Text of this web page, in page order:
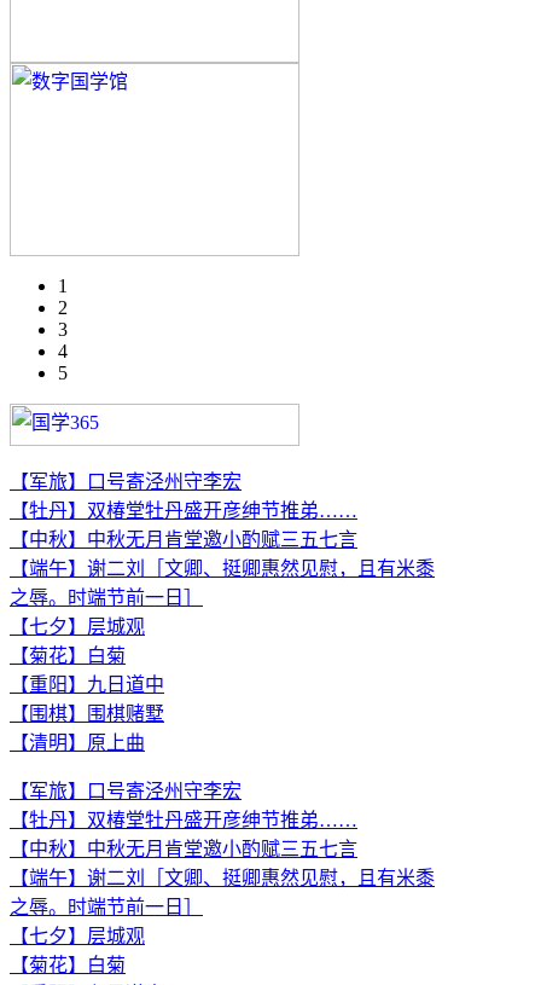
1
2
3
4
5
【军旅】口号寄泾州守李宏
【牡丹】双椿堂牡丹盛开彦绅节推弟……
【中秋】中秋无月肯堂邀小酌赋三五七言
【端午】谢二刘［文卿、挺卿惠然见慰，且有米黍
之辱。时端节前一日］
【七夕】层城观
【菊花】白菊
【重阳】九日道中
【围棋】围棋赌墅
【清明】原上曲
【军旅】口号寄泾州守李宏
【牡丹】双椿堂牡丹盛开彦绅节推弟……
【中秋】中秋无月肯堂邀小酌赋三五七言
【端午】谢二刘［文卿、挺卿惠然见慰，且有米黍
之辱。时端节前一日］
【七夕】层城观
【菊花】白菊